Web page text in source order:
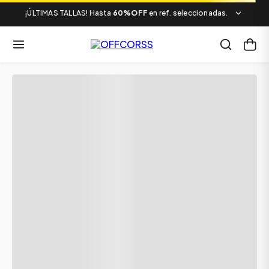
¡ÚLTIMAS TALLAS! Hasta 60%OFF en ref. seleccionadas.